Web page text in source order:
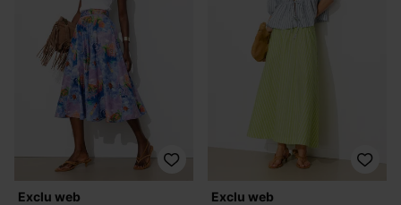
exclu web
exclu web